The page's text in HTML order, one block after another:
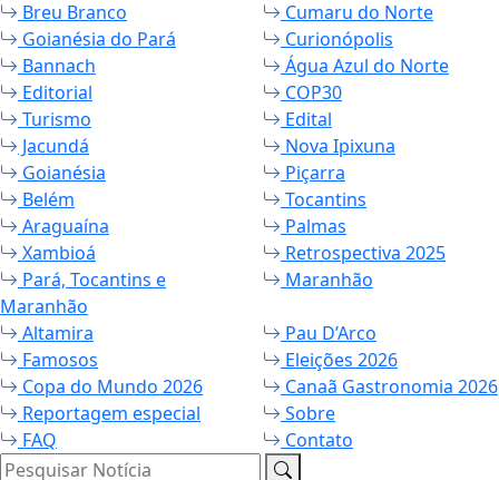
Breu Branco
Cumaru do Norte
Goianésia do Pará
Curionópolis
Bannach
Água Azul do Norte
Editorial
COP30
Turismo
Edital
Jacundá
Nova Ipixuna
Goianésia
Piçarra
Belém
Tocantins
Araguaína
Palmas
Xambioá
Retrospectiva 2025
Pará, Tocantins e
Maranhão
Maranhão
Altamira
Pau D’Arco
Famosos
Eleições 2026
Copa do Mundo 2026
Canaã Gastronomia 2026
Reportagem especial
Sobre
FAQ
Contato
Pesquisar Notícia